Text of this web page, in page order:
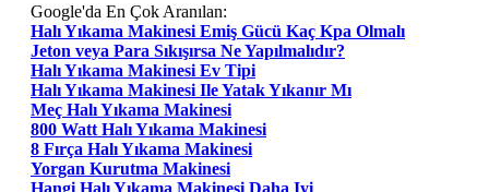
Google'da En Çok Aranılan:
Halı Yıkama Makinesi Emiş Gücü Kaç Kpa Olmalı
Jeton veya Para Sıkışırsa Ne Yapılmalıdır?
Halı Yıkama Makinesi Ev Tipi
Halı Yıkama Makinesi Ile Yatak Yıkanır Mı
Meç Halı Yıkama Makinesi
800 Watt Halı Yıkama Makinesi
8 Fırça Halı Yıkama Makinesi
Yorgan Kurutma Makinesi
Hangi Halı Yıkama Makinesi Daha Iyi